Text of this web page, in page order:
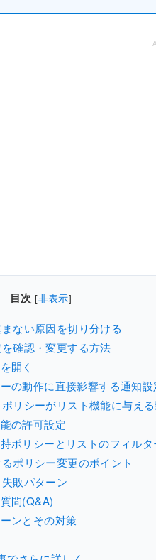
目次 [非表示]
ない原因を切り分ける
確認・変更する方法
開く
の動作に直接影響する通知設
リシーがリスト機能に与え
の許可設定
ポリシーとリストのフィルタ
ポリシー変更のポイント
敗パターン
問(Q&A)
ンとその対策